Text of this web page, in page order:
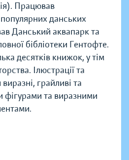
Працював
данських
Данський аквапарк та
бібліотеки Гентофте.
десятків книжок, у тім
Ілюстрації та
грайливі та
фігурами та виразними